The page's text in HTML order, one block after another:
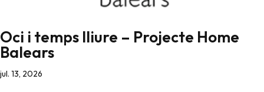
Oci i temps lliure – Projecte Home
Balears
jul. 13, 2026